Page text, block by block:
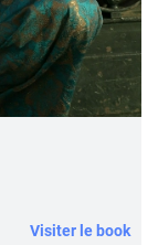
Visiter le book